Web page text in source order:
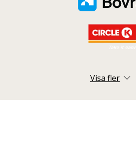
Visa fler